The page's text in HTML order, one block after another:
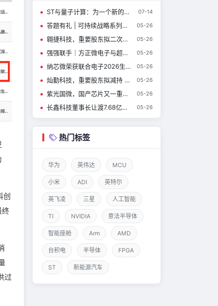
创
终
过
ST与量子计算：为一个新的计算前沿带来规模化制造能力 07-14
答题有礼 | 可持续战略系列完结篇，ST以硬核实力斩获多项权威评级 05-26
翱捷科技，重要股东拟二次减持！ 05-26
强强联手｜方正微电子与超聚变达成战略合作，SiC助力AI智算新基建 05-26
纳芯微荣获联合电子2026生态伙伴峰会“优秀供应商奖” 05-26
灿勤科技，重要股东拟减持 2.44% 05-26
紫光国微，国产芯片又一重磅收购！ 05-26
长鑫科技董事长让渡7.68亿股激励员工，承诺十年不减持 05-26
热门标签
华为 英伟达 MCU
小米 ADI 英特尔
英飞凌 三星 人工智能
TI NVIDIA 意法半导体
智能座舱 Arm AMD
台积电 半导体 FPGA
ST 新能源汽车